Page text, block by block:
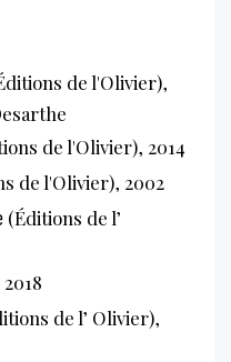
de l'Olivier),
de l'Olivier), 2014
de l'Olivier), 2002
(Éditions de l’
de l’ Olivier),